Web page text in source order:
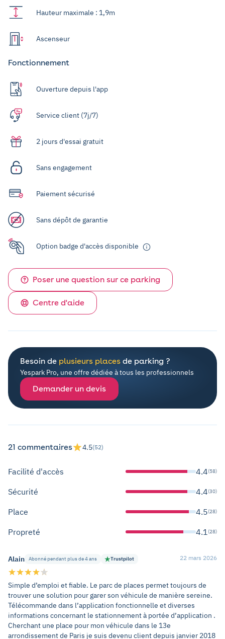
Hauteur maximale : 1,9m
Ascenseur
Fonctionnement
Ouverture depuis l'app
Service client (7j/7)
2 jours d'essai gratuit
Sans engagement
Paiement sécurisé
Sans dépôt de garantie
Option badge d'accès disponible
Poser une question sur ce parking
Centre d'aide
Besoin de plusieurs places de parking ?
Yespark Pro, une offre dédiée à tous les professionnels
Demander un devis
21 commentaires 4.5(52)
Facilité d'accès 4.4(58)
Sécurité 4.4(30)
Place 4.5(28)
Propreté 4.1 (28)
Alain Abonné pendant plus de 4 ans Trustpilot 22 mars 2026
Simple d’emploi et fiable. Le parc de places permet toujours de
trouver une solution pour garer son véhicule de manière sereine.
Télécommande dans l’application fonctionnelle et diverses
informations concernant le stationnement à portée d’application .
Cherchant une place pour mon véhicule dans le 13e
arrondissement de Paris je suis devenu client depuis janvier 2018